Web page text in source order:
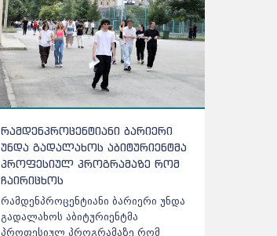
რამდენპროცენტიანი ბარიერი
უნდა გადალახოს აბიტურიენტმა
პროფესიულ პროგრამაზე რომ
ჩაირიცხოს
რამდენპროცენტიანი ბარიერი უნდა
გადალახოს აბიტურიენტმა
პროფესიულ პროგრამაზე რომ